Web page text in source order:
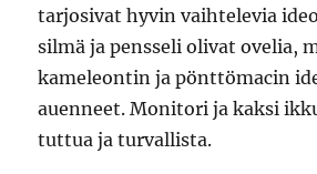
tarjosivat hyvin vaihtelevia
silmä ja pensseli olivat ovelia,
kameleontin ja pönttömacin
auenneet. Monitori ja kaksi
tuttua ja turvallista.